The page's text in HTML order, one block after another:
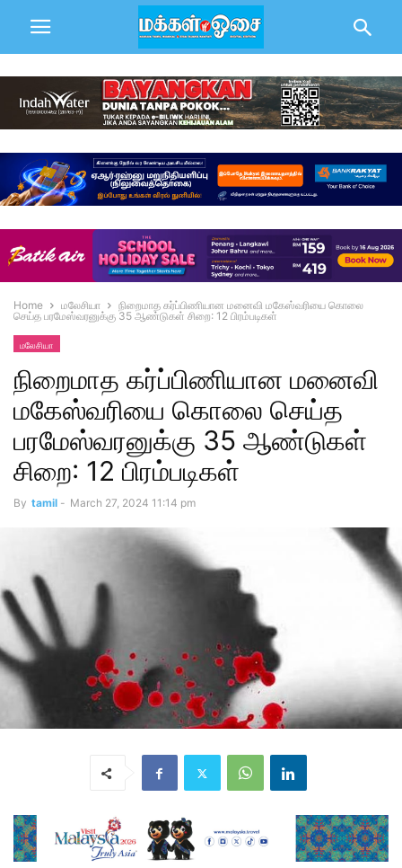
Home மலேசியா
நிறைமாத கர்ப்பிணியான மனைவி மகேஸ்வரியை கொலை
செய்த பரமேஸ்வரனுக்கு 35 ஆண்டுகள் சிறை: 12 பிரம்படிகள்
மலேசியா
நிறைமாத கர்ப்பிணியான மனைவி
மகேஸ்வரியை கொலை செய்த
பரமேஸ்வரனுக்கு 35 ஆண்டுகள்
சிறை: 12 பிரம்படிகள்
By tamil - March 27, 2024 11:14 pm